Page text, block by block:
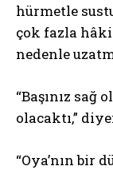
hürmetle
çok fazla
nedenle
“Başınız sağ
olacaktı,”
“Oya’nın bir